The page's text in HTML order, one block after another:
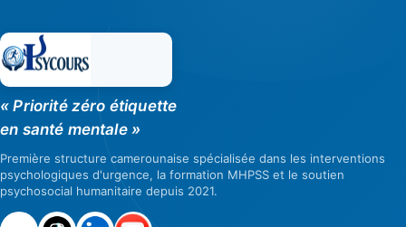
« Priorité zéro étiquette
en santé mentale »
Première structure camerounaise spécialisée dans les interventions
psychologiques d'urgence, la formation MHPSS et le soutien
psychosocial humanitaire depuis 2021.